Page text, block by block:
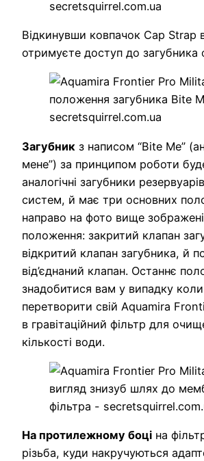
Відкинувши ковпачок Cap Strap
отримуєте доступ до загубника
Загубник з написом “Bite Me”
мене”) за принципом роботи
аналогічні загубники
систем, й має три основних
направо на фото вище
положення: закритий клапан
відкритий клапан загубника, й
від’єднаний клапан. Останнє
знадобитися вам у випадку
перетворити свій Aquamira
в гравітаційний фільтр для
кількості води.
На протилежному боці на
різьба, куди накручуються